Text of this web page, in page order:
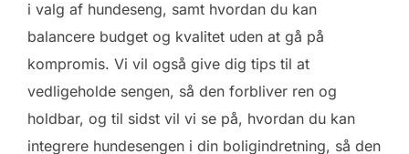
i valg af hundeseng, samt hvordan du kan
balancere budget og kvalitet uden at gå på
kompromis. Vi vil også give dig tips til at
vedligeholde sengen, så den forbliver ren og
holdbar, og til sidst vil vi se på, hvordan du kan
integrere hundesengen i din boligindretning, så den